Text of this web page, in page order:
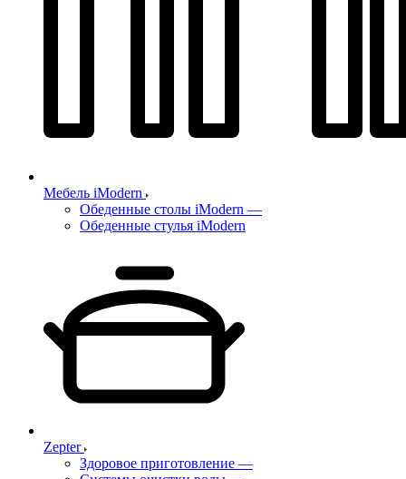
Мебель iModern
Обеденные столы iModern —
Обеденные стулья iModern
Zepter
Здоровое приготовление —